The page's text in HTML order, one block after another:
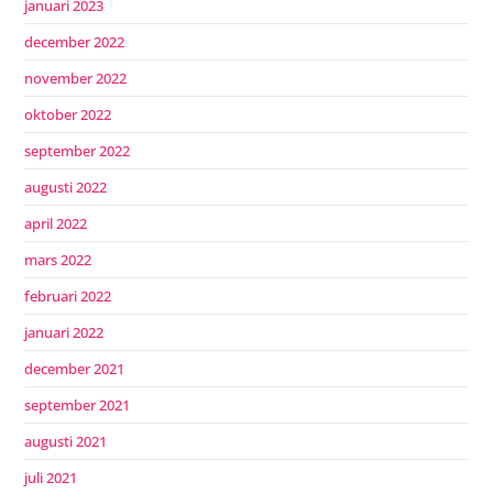
januari 2023
december 2022
november 2022
oktober 2022
september 2022
augusti 2022
april 2022
mars 2022
februari 2022
januari 2022
december 2021
september 2021
augusti 2021
juli 2021